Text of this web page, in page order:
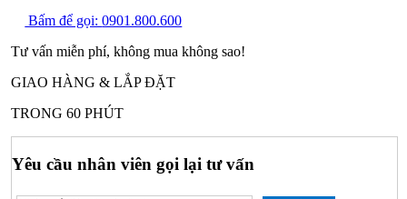
Bấm để gọi:0901.800.600
Tư vấn miễn phí, không mua không sao!
GIAO HÀNG & LẮP ĐẶT
TRONG 60 PHÚT
Yêu cầu nhân viên gọi lại tư vấn